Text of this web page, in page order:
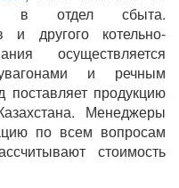
в отдел сбыта.
и другого котельно-
осуществляется
и речным
поставляет продукцию
Менеджеры
по всем вопросам
стоимость